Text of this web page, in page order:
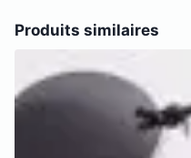
Produits similaires